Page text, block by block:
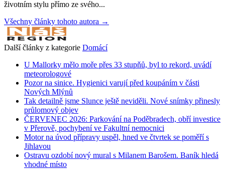
životním stylu přímo ze svého...
Všechny články tohoto autora →
Další články z kategorie Domácí
U Mallorky mělo moře přes 33 stupňů, byl to rekord, uvádí
meteorologové
Pozor na sinice. Hygienici varují před koupáním v části
Nových Mlýnů
Tak detailně jsme Slunce ještě neviděli. Nové snímky přinesly
průlomový objev
ČERVENEC 2026: Parkování na Poděbradech, obří investice
v Přerově, pochybení ve Fakultní nemocnici
Motor na úvod přípravy uspěl, hned ve čtvrtek se poměří s
Jihlavou
Ostravu ozdobí nový mural s Milanem Barošem. Baník hledá
vhodné místo